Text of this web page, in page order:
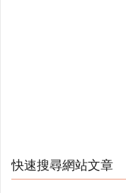
快速搜尋網站文章